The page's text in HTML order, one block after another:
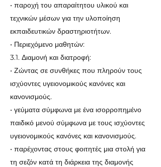
• παροχή του απαραίτητου υλικού και
τεχνικών μέσων για την υλοποίηση
εκπαιδευτικών δραστηριοτήτων.
• Περιεχόμενο μαθητών:
3.1. Διαμονή και διατροφή:
• Ζώντας σε συνθήκες που πληρούν τους
ισχύοντες υγειονομικούς κανόνες και
κανονισμούς.
• γεύματα σύμφωνα με ένα ισορροπημένο
παιδικό μενού σύμφωνα με τους ισχύοντες
υγειονομικούς κανόνες και κανονισμούς.
• παρέχοντας στους φοιτητές μια στολή για
τη σεζόν κατά τη διάρκεια της διαμονής